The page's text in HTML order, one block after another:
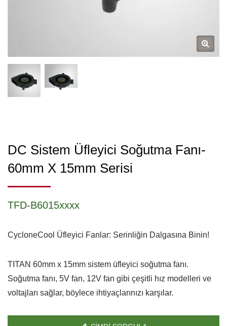
DC Sistem Üfleyici Soğutma Fanı-
60mm X 15mm Serisi
TFD-B6015xxxx
CycloneCool Üfleyici Fanlar: Serinliğin Dalgasına Binin!
TITAN 60mm x 15mm sistem üfleyici soğutma fanı.
Soğutma fanı, 5V fan, 12V fan gibi çeşitli hız modelleri ve
voltajları sağlar, böylece ihtiyaçlarınızı karşılar.